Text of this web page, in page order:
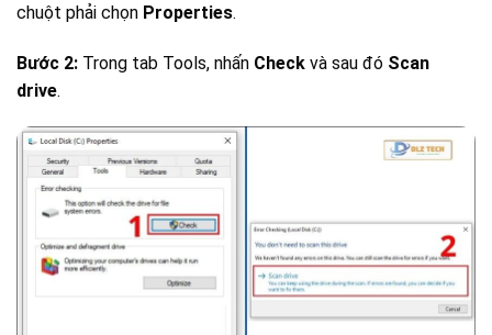
chuột phải chọn Properties.
Bước 2: Trong tab Tools, nhấn Check và sau đó Scan
drive.